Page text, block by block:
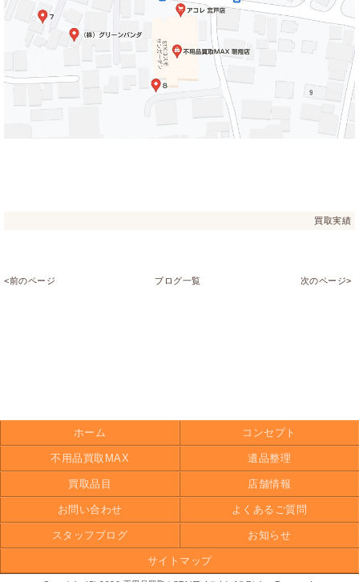
買取実績
<前のページ ブログ一覧 次のページ>
ホーム コンセプト
不用品買取MAX 遺品整理
買取品目 店舗情報
お問い合わせ よくあるご質問
スタッフブログ お知らせ
サイトマップ